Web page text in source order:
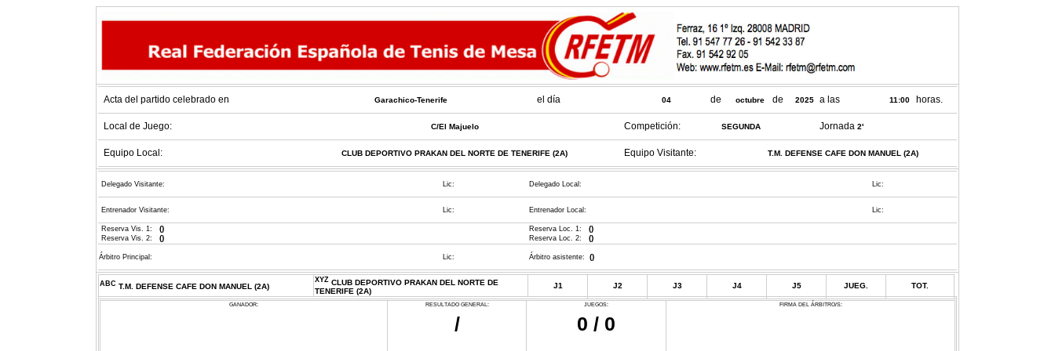
Acta del partido celebrado en Garachico-Tenerife el día 04 de octubre de 2025 a las 11:00 horas.
Local de Juego: C/El Majuelo Competición: SEGUNDA Jornada 2'
Equipo Local: CLUB DEPORTIVO PRAKAN DEL NORTE DE TENERIFE (2A) Equipo Visitante: T.M. DEFENSE CAFE DON MANUEL (2A)
Delegado Visitante: Lic: Delegado Local: Lic:
Entrenador Visitante: Lic: Entrenador Local: Lic:
Reserva Vis. 1: ()
Reserva Vis. 2: ()
Reserva Loc. 1: ()
Reserva Loc. 2: ()
Árbitro Principal: Lic: Árbitro asistente: ()
ABC T.M. DEFENSE CAFE DON MANUEL (2A)
XYZ CLUB DEPORTIVO PRAKAN DEL NORTE DE
TENERIFE (2A)
J1 J2 J3 J4 J5 JUEG. TOT.
GANADOR: RESULTADO GENERAL:
/
JUEGOS:
0 / 0
FIRMA DEL ÁRBITRO/S: